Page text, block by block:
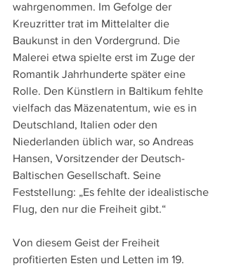
wahrgenommen. Im Gefolge der
Kreuzritter trat im Mittelalter die
Baukunst in den Vordergrund. Die
Malerei etwa spielte erst im Zuge der
Romantik Jahrhunderte später eine
Rolle. Den Künstlern in Baltikum fehlte
vielfach das Mäzenatentum, wie es in
Deutschland, Italien oder den
Niederlanden üblich war, so Andreas
Hansen, Vorsitzender der Deutsch-
Baltischen Gesellschaft. Seine
Feststellung: „Es fehlte der idealistische
Flug, den nur die Freiheit gibt.“
Von diesem Geist der Freiheit
profitierten Esten und Letten im 19.